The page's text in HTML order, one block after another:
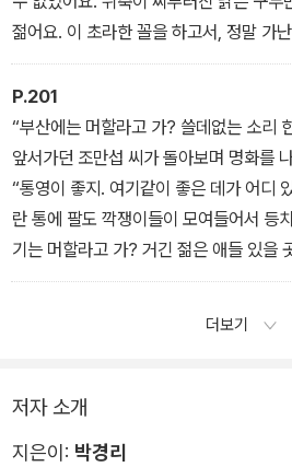
젊어요. 이 초라한 꼴을 하고서, 정말 가
P.201
“부산에는 머할라고 가? 쓸데없는 소리
앞서가던 조만섭 씨가 돌아보며 명화를
“통영이 좋지. 여기같이 좋은 데가 어디
란 통에 팔도 깍쟁이들이 모여들어서 등
기는 머할라고 가? 거긴 젊은 애들 있을
“하지만 아버지, 저는 지금 가지 않아요?”
더보기
저자 소개
지은이: 박경리